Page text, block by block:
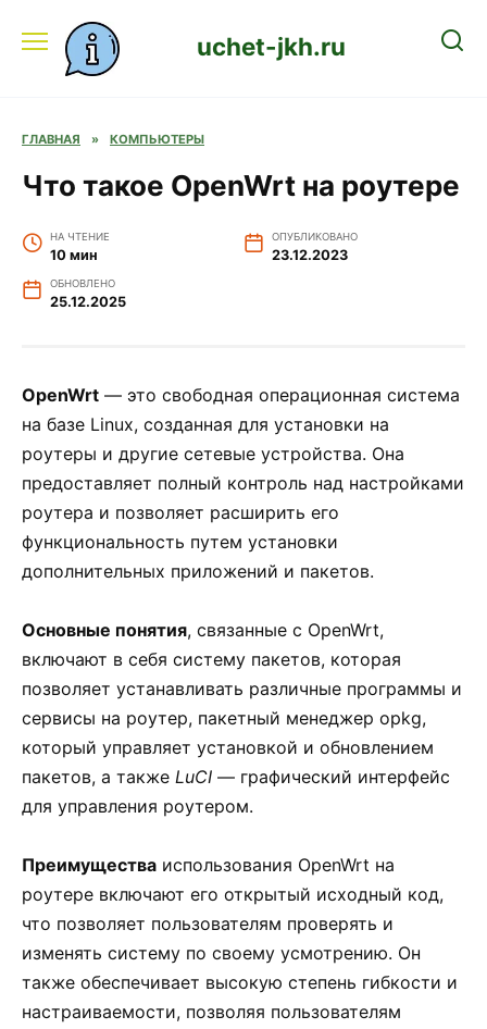
содержанию
uchet-jkh.ru
ГЛАВНАЯ » КОМПЬЮТЕРЫ
Что такое OpenWrt на роутере
НА ЧТЕНИЕ
10 мин
ОПУБЛИКОВАНО
23.12.2023
ОБНОВЛЕНО
25.12.2025
OpenWrt — это свободная операционная система
на базе Linux, созданная для установки на
роутеры и другие сетевые устройства. Она
предоставляет полный контроль над настройками
роутера и позволяет расширить его
функциональность путем установки
дополнительных приложений и пакетов.
Основные понятия, связанные с OpenWrt,
включают в себя систему пакетов, которая
позволяет устанавливать различные программы и
сервисы на роутер, пакетный менеджер opkg,
который управляет установкой и обновлением
пакетов, а также LuCI — графический интерфейс
для управления роутером.
Преимущества использования OpenWrt на
роутере включают его открытый исходный код,
что позволяет пользователям проверять и
изменять систему по своему усмотрению. Он
также обеспечивает высокую степень гибкости и
настраиваемости, позволяя пользователям